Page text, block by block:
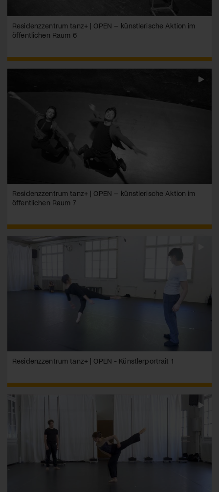
Residenzzentrum tanz+ | OPEN – künstlerische Aktion im
öffentlichen Raum 6
Residenzzentrum tanz+ | OPEN – künstlerische Aktion im
öffentlichen Raum 7
Residenzzentrum tanz+ | OPEN - Künstlerportrait 1